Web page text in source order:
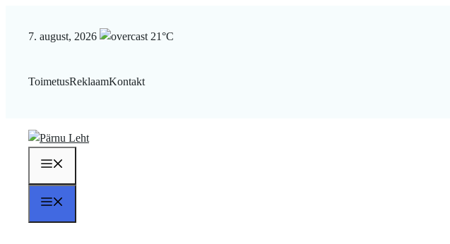
7. august, 2026 21°C
ToimetusReklaamKontakt